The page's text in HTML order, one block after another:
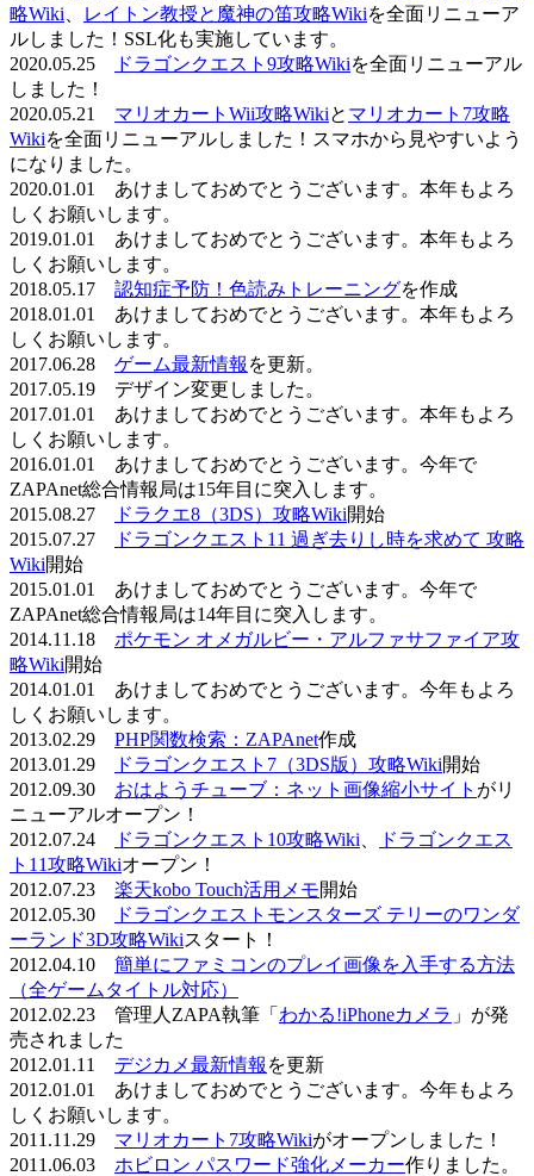
略Wiki
レイトン教授と魔神の笛攻略Wikiを全面リニューア
ルしました！SSL化も実施しています。
2020.05.25
ドラゴンクエスト9攻略Wikiを全面リニューアル
しました！
2020.05.21 マリオカートWii攻略Wikiと マリオカート7攻略
Wikiを全面リニューアルしました！スマホから見やすいよう
になりました。
2020.01.01 あけましておめでとうございます。本年もよろ
しくお願いします。
2019.01.01 あけましておめでとうございます。本年もよろ
しくお願いします。
2018.05.17 認知症予防！色読みトレーニングを作成
2018.01.01 あけましておめでとうございます。本年もよろ
しくお願いします。
2017.06.28 ゲーム最新情報 を更新。
2017.05.19 デザイン変更しました。
2017.01.01 あけましておめでとうございます。本年もよろ
しくお願いします。
2016.01.01 あけましておめでとうございます。今年で
ZAPAnet総合情報局は15年目に突入します。
2015.08.27
ドラクエ8（3DS）攻略Wiki開始
2015.07.27
ドラゴンクエスト11 過ぎ去りし時を求めて 攻略
Wiki開始
2015.01.01 あけましておめでとうございます。今年で
ZAPAnet総合情報局は14年目に突入します。
2014.11.18 ポケモン オメガルビー・アルファサファイア攻
略Wiki開始
2014.01.01 あけましておめでとうございます。今年もよろ
しくお願いします。
2013.02.29 PHP関数検索：ZAPAnet作成
2013.01.29
ドラゴンクエスト7（3DS版）攻略Wiki開始
2012.09.30 おはようチューブ：ネット画像縮小サイト がリ
ニューアルオープン！
2012.07.24
ドラゴンクエスト10攻略Wiki
ドラゴンクエス
ト11攻略Wikiオープン！
2012.07.23 楽天kobo Touch活用メモ開始
2012.05.30
ドラゴンクエストモンスターズ テリーのワンダ
ーランド3D攻略Wikiスタート！
2012.04.10 簡単にファミコンのプレイ画像を入手する方法
（全ゲームタイトル対応）
2012.02.23 管理人ZAPA執筆「 わかる!iPhoneカメラ 」が発
売されました
2012.01.11 デジカメ最新情報 を更新
2012.01.01 あけましておめでとうございます。今年もよろ
しくお願いします。
2011.11.29 マリオカート7攻略Wikiがオープンしました！
2011.06.03 ホビロン パスワード強化メーカー作りました。